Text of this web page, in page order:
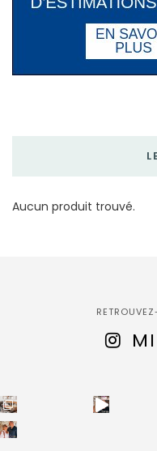
Aucun produit trouvé.